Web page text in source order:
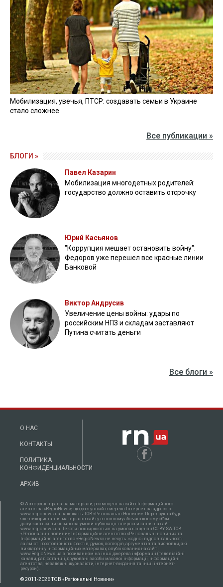
Мобилизация, увечья, ПТСР: создавать семьи в Украине
стало сложнее
Все публикации »
БЛОГИ »
Павел Казарин
Мобилизация многодетных родителей:
государство должно оставить отсрочку
Юрий Касьянов
"Коррупция мешает остановить войну":
Федоров уже перешел все красные линии
Банковой
Виктор Андрусив
Увеличение цены войны: удары по
российским НПЗ и складам заставляют
Путина считать деньги
Все блоги »
О НАС
КОНТАКТЫ
ПОЛИТИКА
КОНФИДЕНЦИАЛЬНОСТИ
АРХИВ
© Авторські права на матеріали, розміщені на сайті Інформаційного
агентства «RegioNews», що доступний в мережі Інтернет за адресою:
www.regionews.ua належать ТОВ «Регіональні Новини». Передрук та будь-
яке використання матеріалів сайту в повному або частковому об'ємі
допускається виключно за умови публікації гіперпосилання на сайт
www.regionews.ua. Тексти поширюються нa умовах ліцензії CC-BY-SA ТОВ
«Регіональні новини», Інформаційне агентство «Регіональні новини» та
Інформаційне агентство «RegioNews» не несуть жодної відповідальності
за зміст і достовірність фактів, думок, поглядів, аргументів та висновки, які
викладені у інформаційних матеріалах, опублікованих на сайті
www.RegioNews.ua з посиланням на інші джерела інформації (телевізійні
канали, радіостанції, друковані засоби масової інформації, інформаційні
агентства, незалежні журналісти, інтернет-видання та інші інтернет-
ресурси).
© 2011-2026 ТОВ «Регіональні Новини»